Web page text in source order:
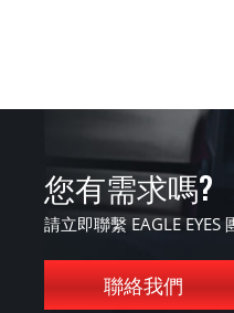
您有需求嗎?
請立即聯繫 EAGLE EYES
聯絡我們